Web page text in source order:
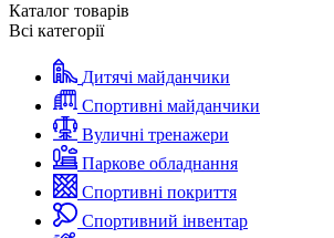
Каталог товарів
Всі категорії
Дитячі майданчики
Спортивні майданчики
Вуличні тренажери
Паркове обладнання
Спортивні покриття
Спортивний інвентар